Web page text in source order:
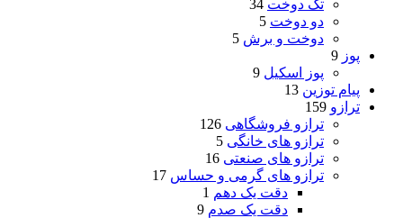
تک دوخت 34
دو دوخت 5
دوخت و برش 5
پوز 9
پوز اسکیل 9
پیام توزین 13
ترازو 159
ترازو فروشگاهی 126
ترازو های خانگی 5
ترازو های صنعتی 16
ترازو های گرمی و حساس 17
دقت یک دهم 1
دقت یک صدم 9